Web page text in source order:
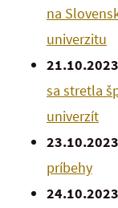
na
univerzitu
21.10.2023
sa stretla
univerzít
23.10.2023
príbehy
24.10.2023